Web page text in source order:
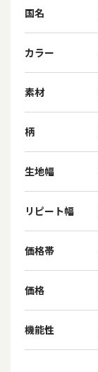
国名
カラー
素材
柄
生地幅
リピート幅
価格帯
価格
機能性